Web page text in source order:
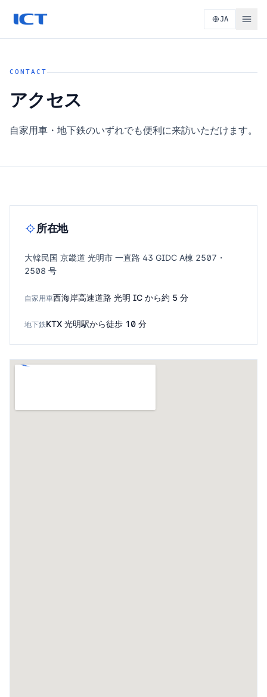
JA
CONTACT
アクセス
自家用車・地下鉄のいずれでも便利に来訪いただけます。
所在地
大韓民国 京畿道 光明市 一直路 43 GIDC A棟 2507・
2508 号
自家用車西海岸高速道路 光明 IC から約 5 分
地下鉄KTX 光明駅から徒歩 10 分